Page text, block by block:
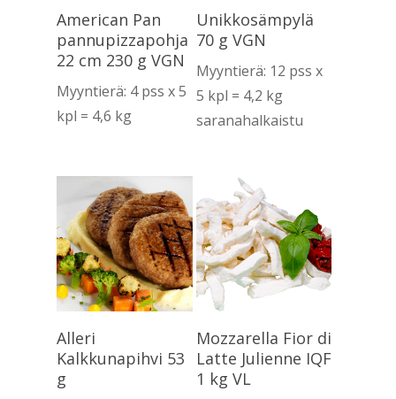
Lue Lisää
American Pan
pannupizzapohja
22 cm 230 g VGN
Myyntierä: 4 pss x 5
kpl = 4,6 kg
Lue Lisää
Unikkosämpylä
70 g VGN
Myyntierä: 12 pss x
5 kpl = 4,2 kg
saranahalkaistu
Alleri
Kalkkunapihvi 53
g
Lue Lisää
Mozzarella Fior di
Latte Julienne IQF
1 kg VL